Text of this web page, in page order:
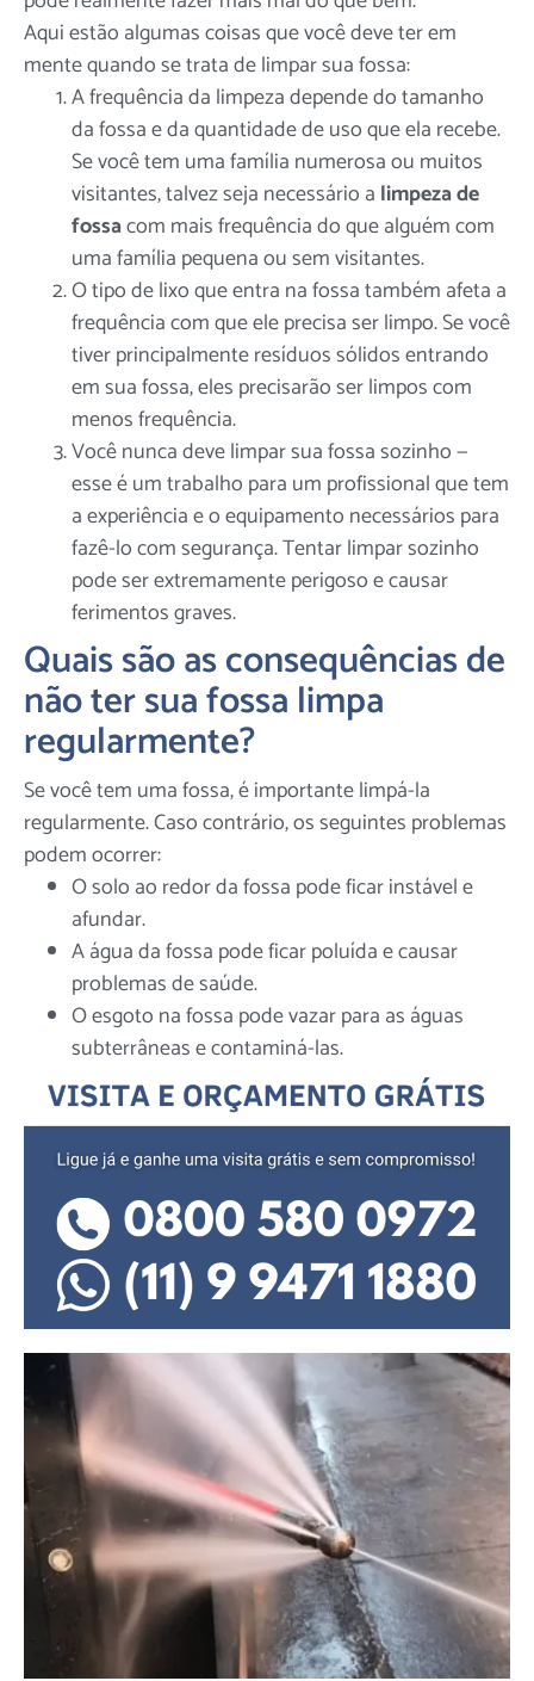
Aqui estão algumas coisas que você deve ter em
mente quando se trata de limpar sua fossa:
A frequência da limpeza depende do tamanho
da fossa e da quantidade de uso que ela recebe.
Se você tem uma família numerosa ou muitos
visitantes, talvez seja necessário a limpeza de
fossacom mais frequência do que alguém com
uma família pequena ou sem visitantes.
O tipo de lixo que entra na fossa também afeta a
frequência com que ele precisa ser limpo. Se você
tiver principalmente resíduos sólidos entrando
em sua fossa, eles precisarão ser limpos com
menos frequência.
Você nunca deve limpar sua fossa sozinho —
esse é um trabalho para um profissionalque tem
a experiência e o equipamento necessários para
fazê-lo com segurança. Tentar limpar sozinho
pode ser extremamente perigoso e causar
ferimentos graves.
Quais são as consequências de
não ter sua fossa limpa
regularmente?
Se você tem uma fossa, é importante limpá-la
regularmente. Caso contrário, os seguintes problemas
podem ocorrer:
O solo ao redor da fossa pode ficar instável e
afundar.
A água da fossa pode ficar poluída e causar
problemas de saúde.
O esgoto na fossa pode vazar para as águas
subterrâneas e contaminá-las.